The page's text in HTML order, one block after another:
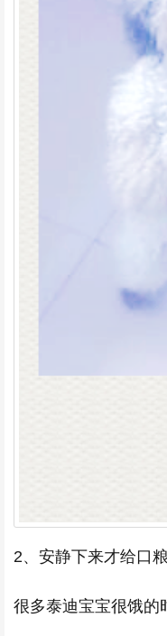
2、安静下来才给口
很多泰迪宝宝很饿的